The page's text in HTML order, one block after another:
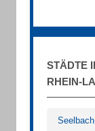
STÄDTE
RHEIN-